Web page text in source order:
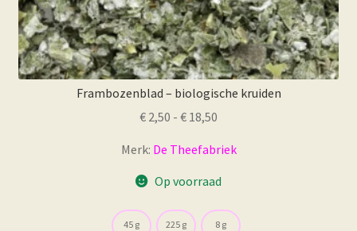
Frambozenblad – biologische kruiden
€ 2,50 - € 18,50
tot
€ 18,50
Merk: De Theefabriek
Op voorraad
45 g 225 g 8 g